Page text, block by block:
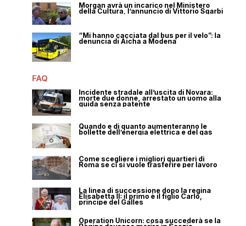
Morgan avrà un incarico nel Ministero
della Cultura, l’annuncio di Vittorio Sgarbi
“Mi hanno cacciata dal bus per il velo”: la
denuncia di Aicha a Modena
FAQ
Incidente stradale all’uscita di Novara:
morte due donne, arrestato un uomo alla
guida senza patente
Quando e di quanto aumenteranno le
bollette dell’energia elettrica e del gas
Come scegliere i migliori quartieri di
Roma se ci si vuole trasferire per lavoro
La linea di successione dopo la regina
Elisabetta II: il primo è il figlio Carlo,
principe del Galles
Operation Unicorn: cosa succederà se la